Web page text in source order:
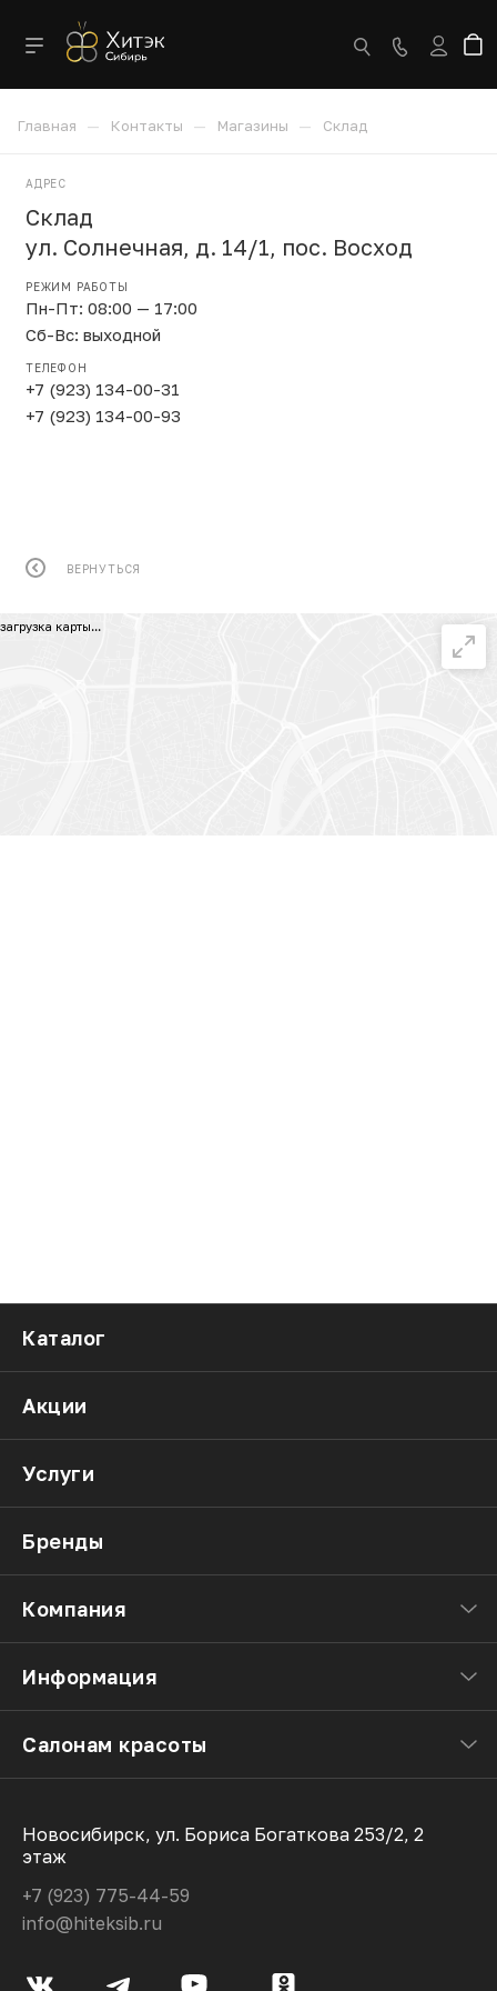
Главная — Контакты — Магазины — Склад
АДРЕС
Склад
ул. Солнечная, д. 14/1, пос. Восход
РЕЖИМ РАБОТЫ
Пн-Пт: 08:00 — 17:00
Сб-Вс: выходной
ТЕЛЕФОН
+7 (923) 134-00-31
+7 (923) 134-00-93
ВЕРНУТЬСЯ
загрузка карты...
Каталог
Акции
Услуги
Бренды
Компания
Информация
Салонам красоты
Новосибирск, ул. Бориса Богаткова 253/2, 2
этаж
+7 (923) 775-44-59
info@hiteksib.ru